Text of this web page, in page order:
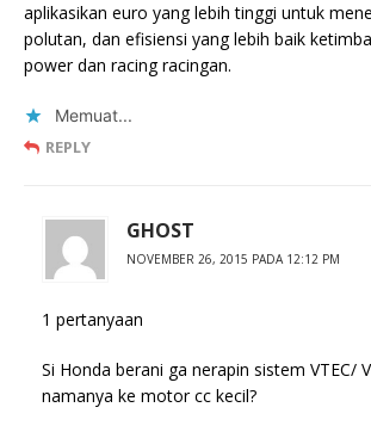
aplikasikan euro yang lebih tinggi untuk
polutan, dan efisiensi yang lebih baik
power dan racing racingan.
Memuat...
REPLY
GHOST
NOVEMBER 26, 2015 PADA 12:12 PM
1 pertanyaan
Si Honda berani ga nerapin sistem VTEC/
namanya ke motor cc kecil?